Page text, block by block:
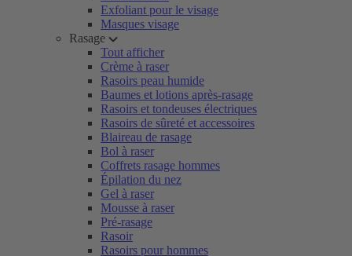
Exfoliant pour le visage
Masques visage
Rasage
Tout afficher
Crème à raser
Rasoirs peau humide
Baumes et lotions après-rasage
Rasoirs et tondeuses électriques
Rasoirs de sûreté et accessoires
Blaireau de rasage
Bol à raser
Coffrets rasage hommes
Épilation du nez
Gel à raser
Mousse à raser
Pré-rasage
Rasoir
Rasoirs pour hommes